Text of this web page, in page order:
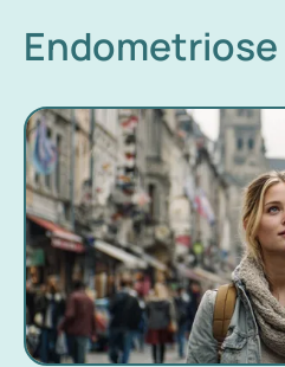
Endometriose